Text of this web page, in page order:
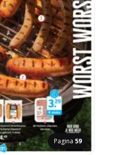
Pagina 59